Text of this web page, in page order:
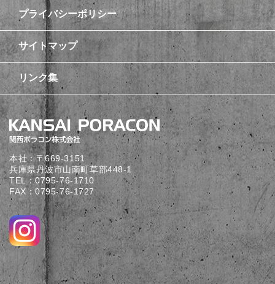
プライバシーポリシー
サイトマップ
リンク集
本社：〒669-3151
兵庫県丹波市山南町草部448-1
TEL：0795-76-1710
FAX：0795-76-1727